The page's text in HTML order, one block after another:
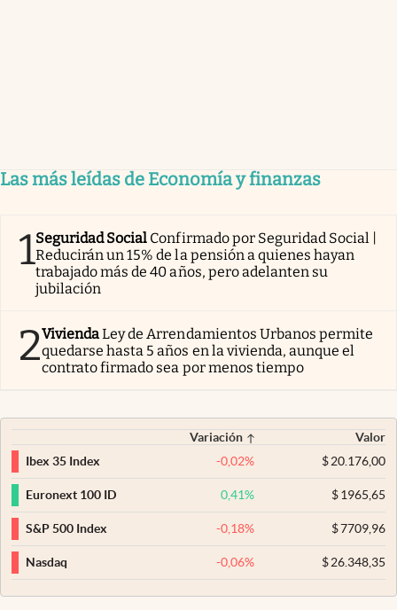
Las más leídas de Economía y finanzas
1Seguridad Social Confirmado por Seguridad Social |
Reducirán un 15% de la pensión a quienes hayan
trabajado más de 40 años, pero adelanten su
jubilación
2ViviendaLey de Arrendamientos Urbanos permite
quedarse hasta 5 años en la vivienda, aunque el
contrato firmado sea por menos tiempo
Variación
Valor
Ibex 35 Index
-0,02% $20.176,00
Euronext 100 ID 0,41% $1965,65
S&P 500 Index -0,18% $7709,96
Nasdaq -0,06% $26.348,35